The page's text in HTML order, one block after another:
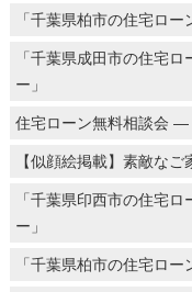
「千葉県柏市の住宅ロ
「千葉県成田市の住宅
ー」
住宅ローン無料相談会 ―
【似顔絵掲載】素敵な
「千葉県印西市の住宅
ー」
「千葉県柏市の住宅ロ